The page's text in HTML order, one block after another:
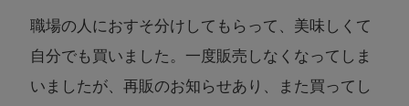
職場の人におすそ分けしてもらって、美味しくて
自分でも買いました。一度販売しなくなってしま
いましたが、再販のお知らせあり、また買ってし